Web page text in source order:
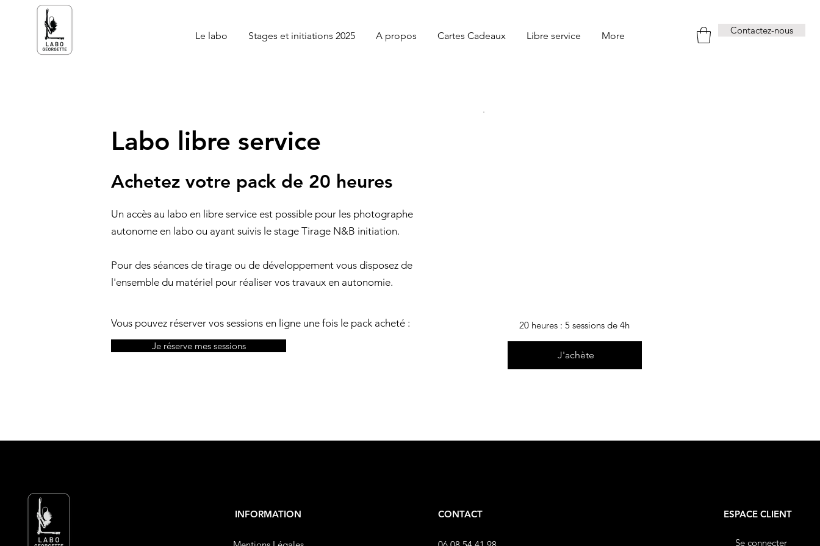
Le labo Stages et initiations 2025 A propos Cartes Cadeaux Libre service More Contactez-nous
Labo libre service
Achetez votre pack de 20 heures
Un accès au labo en libre service est possible pour les photographe
autonome en labo ou ayant suivis le stage Tirage N&B initiation.
Pour des séances de tirage ou de développement vous disposez de
l'ensemble du matériel pour réaliser vos travaux en autonomie.
Vous pouvez réserver vos sessions en ligne une fois le pack acheté :
Je réserve mes sessions
20 heures : 5 sessions de 4h
J'achète
INFORMATION CONTACT ESPACE CLIENT
Se connecter